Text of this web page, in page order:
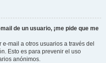
de un usuario, ¡me pide que me
mail a otros usuarios a través del
Esto es para prevenir el uso
anónimos.